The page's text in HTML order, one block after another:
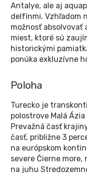
Antalye, ale aj
delfínmi. Vzhľadom
možnosť
miest, ktoré sú
historickými
ponúka exkluzívne
Poloha
Turecko je
polostrove Malá
Prevažná časť
časť, približne 3
na európskom
severe Čierne more,
na juhu